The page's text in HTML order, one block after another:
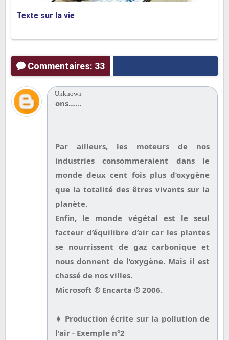
Texte sur la vie
Commentaires: 33
Unknown
ons……
Par ailleurs, les moteurs de nos
industries consommeraient dans le
monde deux cent fois plus d’oxygène
que la totalité des êtres vivants sur la
planète.
Enfin, le monde végétal est le seul
facteur d’équilibre d’air car les plantes
se nourrissent de gaz carbonique et
nous donnent de l’oxygène. Mais il est
chassé de nos villes.
Microsoft ® Encarta ® 2006.
➧ Production écrite sur la pollution de
l'air - Exemple n°2